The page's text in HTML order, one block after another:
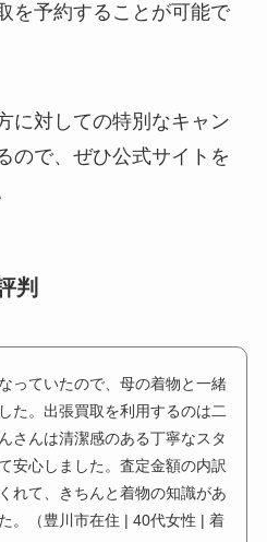
を予約することが可能で
に対しての特別なキャン
ので、ぜひ公式サイトを
判
っていたので、母の着物と一緒
た。出張買取を利用するのは二
さんは清潔感のある丁寧なスタ
安心しました。査定金額の内訳
れて、きちんと着物の知識があ
。（豊川市在住 | 40代女性 | 着